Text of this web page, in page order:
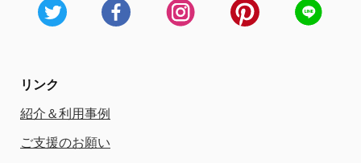
リンク
紹介＆利用事例
ご支援のお願い